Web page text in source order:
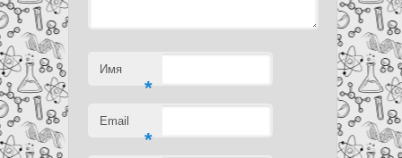
Имя
*
Email
*